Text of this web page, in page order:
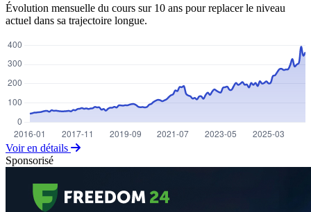
Évolution mensuelle du cours sur 10 ans pour replacer le niveau
actuel dans sa trajectoire longue.
Voir en détails
Sponsorisé